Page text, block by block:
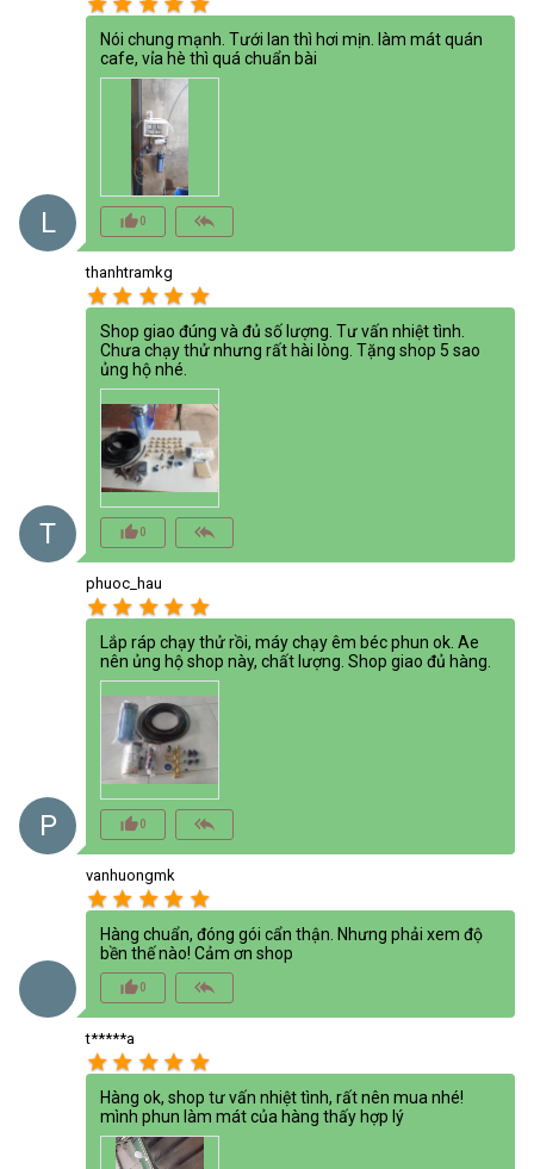
L
Nói chung mạnh. Tưới lan thì hơi mịn. làm mát quán
cafe, vỉa hè thì quá chuẩn bài
thumb_up_alt0 reply_all
T
thanhtramkg
star star star star star
Shop giao đúng và đủ số lượng. Tư vấn nhiệt tình.
Chưa chạy thử nhưng rất hài lòng. Tặng shop 5 sao
ủng hộ nhé.
thumb_up_alt0 reply_all
P
phuoc_hau
star star star star star
Lắp ráp chạy thử rồi, máy chạy êm béc phun ok. Ae
nên ủng hộ shop này, chất lượng. Shop giao đủ hàng.
thumb_up_alt0 reply_all
vanhuongmk
star star star star star
Hàng chuẩn, đóng gói cẩn thận. Nhưng phải xem độ
bền thế nào! Cảm ơn shop
thumb_up_alt0 reply_all
t*****a
star star star star star
Hàng ok, shop tư vấn nhiệt tình, rất nên mua nhé!
mình phun làm mát của hàng thấy hợp lý